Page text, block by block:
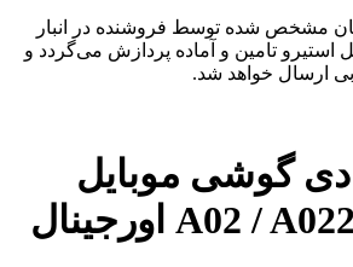
مشخص شده توسط فروشنده در انبار
استیرو تامین و آماده پردازش می‌گردد و
ارسال خواهد شد.
گوشی موبایل